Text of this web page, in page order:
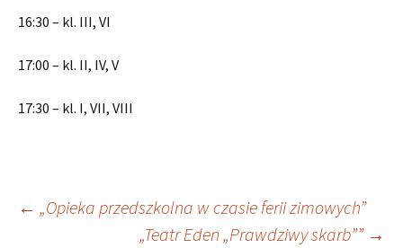
16:30 – kl. III, VI
17:00 – kl. II, IV, V
17:30 – kl. I, VII, VIII
Nawigacja
← „Opieka przedszkolna w czasie ferii zimowych”
„Teatr Eden „Prawdziwy skarb”” →